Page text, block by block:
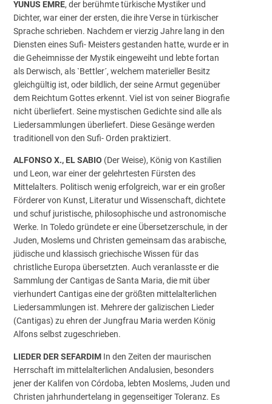
YUNUS EMRE, der berühmte türkische Mystiker und
Dichter, war einer der ersten, die ihre Verse in türkischer
Sprache schrieben. Nachdem er vierzig Jahre lang in den
Diensten eines Sufi- Meisters gestanden hatte, wurde er in
die Geheimnisse der Mystik eingeweiht und lebte fortan
als Derwisch, als `Bettler´, welchem materieller Besitz
gleichgültig ist, oder bildlich, der seine Armut gegenüber
dem Reichtum Gottes erkennt. Viel ist von seiner Biografie
nicht überliefert. Seine mystischen Gedichte sind alle als
Liedersammlungen überliefert. Diese Gesänge werden
traditionell von den Sufi- Orden praktiziert.
ALFONSO X., EL SABIO (Der Weise), König von Kastilien
und Leon, war einer der gelehrtesten Fürsten des
Mittelalters. Politisch wenig erfolgreich, war er ein großer
Förderer von Kunst, Literatur und Wissenschaft, dichtete
und schuf juristische, philosophische und astronomische
Werke. In Toledo gründete er eine Übersetzerschule, in der
Juden, Moslems und Christen gemeinsam das arabische,
jüdische und klassisch griechische Wissen für das
christliche Europa übersetzten. Auch veranlasste er die
Sammlung der Cantigas de Santa Maria, die mit über
vierhundert Cantigas eine der größten mittelalterlichen
Liedersammlungen ist. Mehrere der galizischen Lieder
(Cantigas) zu ehren der Jungfrau Maria werden König
Alfons selbst zugeschrieben.
LIEDER DER SEFARDIM In den Zeiten der maurischen
Herrschaft im mittelalterlichen Andalusien, besonders
jener der Kalifen von Córdoba, lebten Moslems, Juden und
Christen jahrhundertelang in gegenseitiger Toleranz. Es